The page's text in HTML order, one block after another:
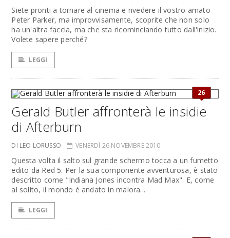
Siete pronti a tornare al cinema e rivedere il vostro amato
Peter Parker, ma improvvisamente, scoprite che non solo
ha un'altra faccia, ma che sta ricominciando tutto dall'inizio.
Volete sapere perché?
LEGGI
26
Gerald Butler affronterà le insidie
di Afterburn
DI LEO LORUSSO VENERDÌ 26 NOVEMBRE 2010
Questa volta il salto sul grande schermo tocca a un fumetto
edito da Red 5. Per la sua componente avventurosa, è stato
descritto come "Indiana Jones incontra Mad Max". E, come
al solito, il mondo è andato in malora...
LEGGI